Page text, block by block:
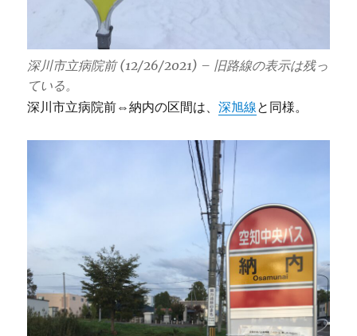
深川市立病院前 (12/26/2021) – 旧路線の表示は残っ
ている。
深川市立病院前⇔納内の区間は、深旭線と同様。